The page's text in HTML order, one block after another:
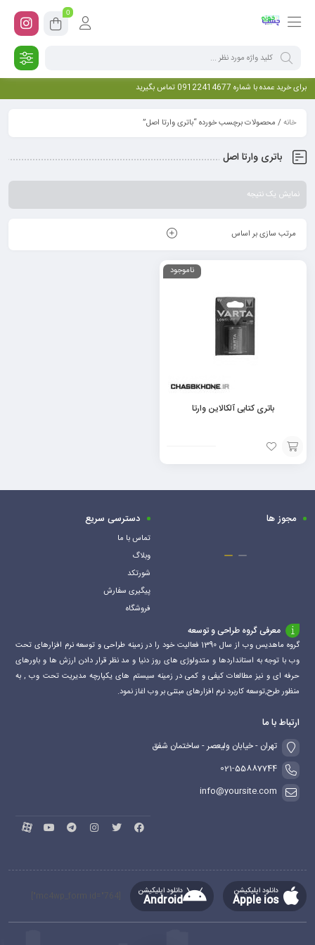
0
برای خرید عمده با شماره 09122414677 تماس بگیرید
خانه/ محصولات برچسب خورده “باتری وارتا اصل”
باتری وارتا اصل
نمایش یک نتیجه
مرتب سازی بر اساس
ناموجود
باتری کتابی آلکالاین وارتا
افزودن
به
مجوز ها دسترسی سریع
تماس با ما
وبلاگ
شورتکد
پیگیری سفارش
فروشگاه
معرفی گروه طراحی و توسعه
گروه ماهدیس وب از سال 1390 فعالیت خود را در زمینه طراحی و توسعه نرم افزارهای تحت
وب با توجه به استانداردها و متدولوژی های روز دنیا و مد نظر قرار دادن ارزش ها و باورهای
حرفه ای و نیز مطالعات کیفی و کمی در زمینه سیستم های یکپارچه مدیریت تحت وب , به
منظور طرح,توسعه کاربرد نرم افزارهای مبتنی بر وب اغاز نمود.
ارتباط با ما
تهران - خیابان ولیعصر - ساختمان شفق
021-55887744
info@yoursite.com
دانلود اپلیکیشن
Apple ios
دانلود اپلیکیشن
Android